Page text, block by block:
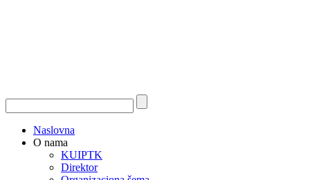
Naslovna
O nama
KUIPTK
Direktor